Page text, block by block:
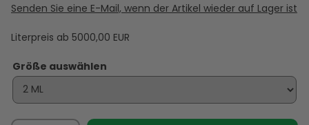
Senden Sie eine E-Mail, wenn der Artikel wieder auf Lager ist
Literpreis ab 5000,00 EUR
Größe auswählen